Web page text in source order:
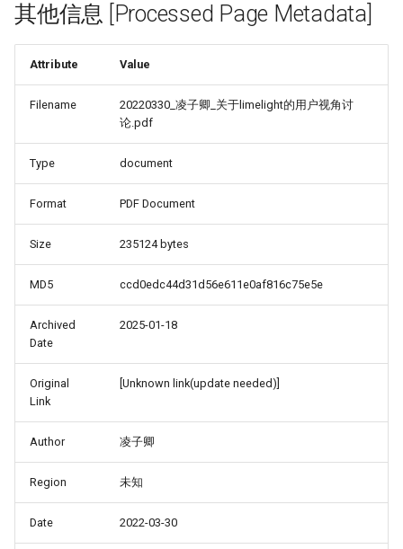
其他信息 [Processed Page Metadata]
Attribute Value
Filename
20220330_凌子卿_关于limelight的用户视角讨
论.pdf
Type document
Format PDF Document
Size 235124 bytes
MD5 ccd0edc44d31d56e611e0af816c75e5e
Archived
Date
2025-01-18
Original
Link
[Unknown link(update needed)]
Author 凌子卿
Region 未知
Date 2022-03-30